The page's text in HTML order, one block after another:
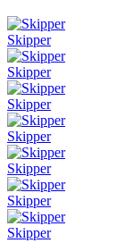
Skipper
Skipper
Skipper
Skipper
Skipper
Skipper
Skipper